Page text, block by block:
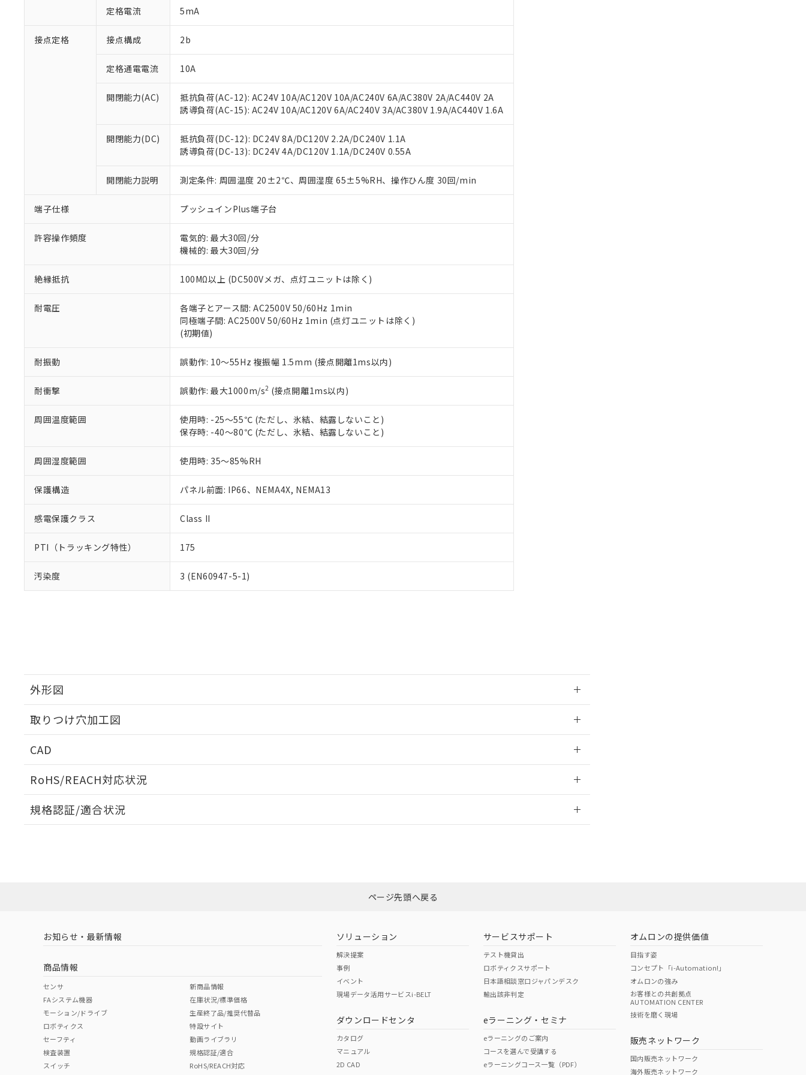
定格電流 5mA
接点定格 接点構成 2b
定格通電電流 10A
開閉能力(AC)
抵抗負荷(AC-12): AC24V 10A/AC120V 10A/AC240V 6A/AC380V 2A/AC440V 2A
誘導負荷(AC-15): AC24V 10A/AC120V 6A/AC240V 3A/AC380V 1.9A/AC440V 1.6A
開閉能力(DC)
抵抗負荷(DC-12): DC24V 8A/DC120V 2.2A/DC240V 1.1A
誘導負荷(DC-13): DC24V 4A/DC120V 1.1A/DC240V 0.55A
開閉能力説明 測定条件: 周囲温度 20±2℃、周囲湿度 65±5%RH、操作ひん度 30回/min
端子仕様 プッシュインPlus端子台
許容操作頻度
電気的: 最大30回/分
機械的: 最大30回/分
絶縁抵抗 100MΩ以上 (DC500Vメガ、点灯ユニットは除く)
耐電圧
各端子とアース間: AC2500V 50/60Hz 1min
同極端子間: AC2500V 50/60Hz 1min (点灯ユニットは除く)
(初期値)
耐振動 誤動作: 10～55Hz 複振幅 1.5mm (接点開離1ms以内)
耐衝撃 誤動作: 最大1000m/s2 (接点開離1ms以内)
周囲温度範囲
使用時: -25～55℃ (ただし、氷結、結露しないこと)
保存時: -40～80℃ (ただし、氷結、結露しないこと)
周囲湿度範囲 使用時: 35～85%RH
保護構造 パネル前面: IP66、NEMA4X, NEMA13
感電保護クラス Class II
PTI（トラッキング特性） 175
汚染度 3 (EN60947-5-1)
外形図
取りつけ穴加工図
CAD
RoHS/REACH対応状況
EU RoHS 注意事項・凡例
ダウンロードはこちら
中国 RoHS 注意事項・凡例
中国 RoHS表
Pb Hg Cr(VI)
O O
規格認証/適合状況
い。
正式な納期状況および標準価格はお客様のお取引先、またはお客様担当のオムロン制御機器販売店・
当社販売員にご相談ください。
オムロン制御機器販売店や当社販売拠点は「販売ネットワーク
」をご確認ください。
在庫状況および標準価格結果を当社の事前の承諾なく第三者に漏洩または開示しないようお願いしま
す。
マイパーツ機能（部品リスト作成サービス）をご利用いただくには、I-Webメンバーズにご登録され
お客様が当ウェブサイト上で当社にご登録された部品リストについて、当社および当社の共同利用者
が、当社の製品・サービスに関するお客様との取引・商談に必要な範囲で利用することをご了承くだ
さい。
※当社の共同利用者とは、"個人情報の共同利用に関して"
の「1.共同利用者の範囲」に記載されて
いる法人を指します。
但し、RoHS指令で産業用監視および制御機器に対する適用除外項目は除く。
※2 対応予定月
部品在庫の切り替え状況などにより、予定月が前後することがあります。
※3 非含有証明書ダウンロード
下記の非含有証明書をダウンロードすることができます。
EU RoHS指令（10物質）の非含有証明書
51物質の非含有証明書（当社基準）
※本証明書は発行日時点で非含有を証明するもので、過去に遡って非含有を証明するものではありません。
また、RoHS指令のフタル酸エステル類４物質の対応では、対応完了までの期間は出荷製品に未対応品が
混在することから備考欄に対応日を記載しておりました。
り割愛しております。
「○」：最大均質材料含有率が中国RoHSの基準値以下であることを示します。
「×」：最大均質材料含有率が中国RoHSの基準値を超えていることを示します。
*中国RoHS10物質の基準値 (GB/T26572)：
Pb(鉛) :1000ppm、 Hg(水銀) : 1000ppm、 Cd(カドミウム) : 100ppm、
Cr(Ⅵ)(六価クロム) : 1000ppm、 PBBs(ポリ臭化ビフェニル類) : 1000ppm、 PBDEs(ポリ臭化ジフェニルエーテル類) : 1000ppm、
DBP(フタル酸ジブチル) : 1000ppm、 DIBP(フタル酸ジイソブチル) : 1000ppm、 BBP(フタル酸ブチルベンジル) : 1000ppm、
DEHP(フタル酸ビス(2-エチルヘキシル)) : 1000ppm
※2 環境保護使用期限
「ｅ」：有害物質（10物質）のすべてが基準値以下であることを示します。
「10」：通常の使用状況下において有害物質が外部に漏えいし、環境に深刻な影響を及ぼさない年数を意
味します。
当社は、これら貴社製品のうち、外国為替および外国貿易法に定める商品（以下｢規制貨物等」とい
当社は貴社製品を、核兵器、ミサイル、化学兵器、生物兵器またはその他武器並びにこれらの製造装
置等に一切使用いたしません。
当社は、貴社製品を第三者に販売する場合は、上記1、2および3の内容を当該第三者に通知します。
また当社は、販売先および販売に係わる関係者が違法に輸出するおそれがある場合は、取り引きをい
たしません。
号
○ 一定数以上の在庫あり
△ 一定数には満たないが在庫あり
－
在庫なし(最新の在庫状況については、お客様のお取引先、またはお客様担当のオムロン制御
機器販売店・当社販売員にご確認ください)
空
白
受注生産機種、また在庫状況の情報を公開していない機種
ページ先頭へ戻る
お知らせ・最新情報
商品情報
センサ
FAシステム機器
モーション/ドライブ
ロボティクス
セーフティ
検査装置
スイッチ
新商品情報
在庫状況/標準価格
生産終了品/推奨代替品
特設サイト
動画ライブラリ
規格認証/適合
RoHS/REACH対応
ソリューション
解決提案
事例
イベント
現場データ活用サービスi-BELT
ダウンロードセンタ
カタログ
マニュアル
2D CAD
サービスサポート
テスト機貸出
ロボティクスサポート
日本語相談窓口ジャパンデスク
輸出該非判定
eラーニング・セミナ
eラーニングのご案内
コースを選んで受講する
eラーニングコース一覧（PDF）
オムロンの提供価値
目指す姿
コンセプト「i-Automation!」
オムロンの強み
お客様との共創拠点
AUTOMATION CENTER
技術を磨く現場
販売ネットワーク
国内販売ネットワーク
海外販売ネットワーク